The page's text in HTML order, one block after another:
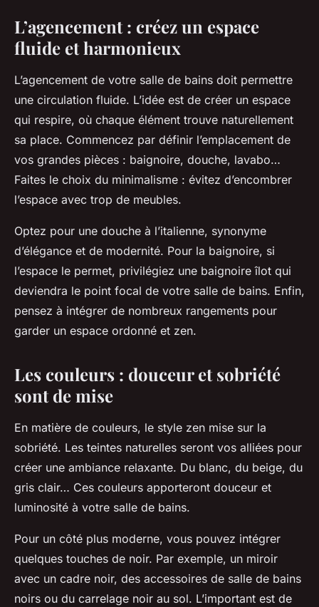
L’agencement : créez un espace
fluide et harmonieux
L’agencement de votre salle de bains doit permettre
une circulation fluide. L’idée est de créer un espace
qui respire, où chaque élément trouve naturellement
sa place. Commencez par définir l’emplacement de
vos grandes pièces : baignoire, douche, lavabo…
Faites le choix du minimalisme : évitez d’encombrer
l’espace avec trop de meubles.
Optez pour une douche à l’italienne, synonyme
d’élégance et de modernité. Pour la baignoire, si
l’espace le permet, privilégiez une baignoire îlot qui
deviendra le point focal de votre salle de bains. Enfin,
pensez à intégrer de nombreux rangements pour
garder un espace ordonné et zen.
Les couleurs : douceur et sobriété
sont de mise
En matière de couleurs, le style zen mise sur la
sobriété. Les teintes naturelles seront vos alliées pour
créer une ambiance relaxante. Du blanc, du beige, du
gris clair… Ces couleurs apporteront douceur et
luminosité à votre salle de bains.
Pour un côté plus moderne, vous pouvez intégrer
quelques touches de noir. Par exemple, un miroir
avec un cadre noir, des accessoires de salle de bains
noirs ou du carrelage noir au sol. L’important est de